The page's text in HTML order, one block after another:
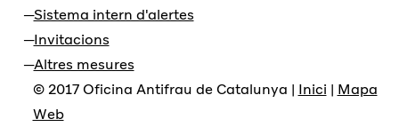
Sistema intern d'alertes
Invitacions
Altres mesures
© 2017 Oficina Antifrau de Catalunya | Inici | Mapa
Web